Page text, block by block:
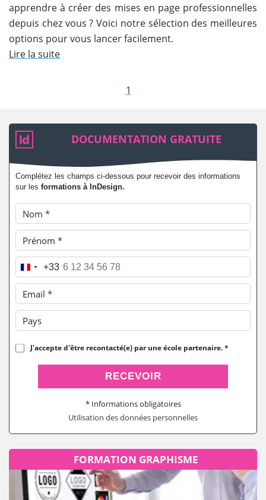
apprendre à créer des mises en page professionnelles
depuis chez vous ? Voici notre sélection des meilleures
options pour vous lancer facilement.
Lire la suite
1
DOCUMENTATION GRATUITE
Complétez les champs ci-dessous pour recevoir des informations
sur les formations à InDesign.
Nom *
Prénom *
Téléphone *
+33
Email *
Pays
J'accepte d'être recontacté(e) par une école partenaire.*
RECEVOIR
* Informations obligatoires
Utilisation des données personnelles
FORMATION GRAPHISME